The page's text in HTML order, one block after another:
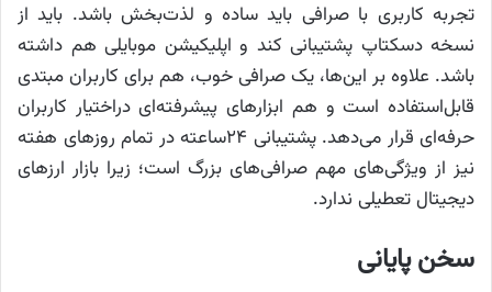
تجربه کاربری با صرافی باید ساده و لذت‌بخش باشد. باید از
نسخه دسکتاپ پشتیبانی کند و اپلیکیشن موبایلی هم داشته
باشد. علاوه بر این‌ها، یک صرافی خوب، هم برای کاربران مبتدی
قابل‌استفاده است و هم ابزارهای پیشرفته‌ای دراختیار کاربران
حرفه‌ای قرار می‌دهد. پشتیبانی ۲۴ساعته در تمام روزهای هفته
نیز از ویژگی‌های مهم صرافی‌های بزرگ است؛ زیرا بازار ارزهای
دیجیتال تعطیلی ندارد.
سخن پایانی